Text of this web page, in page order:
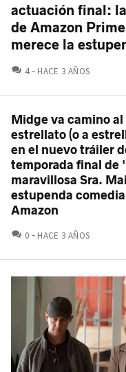
actuación final:
de Amazon
merece la
4 COMENTARIOS
HACE 3 AÑOS
Midge va camino al
estrellato (o a
en el nuevo tráiler
temporada final de
maravillosa Sra.
estupenda
Amazon
0 COMENTARIOS
HACE 3 AÑOS